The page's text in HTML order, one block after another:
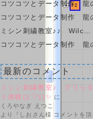
コツコツとデータ制作
コツコツとデータ制作 龍
ミシン刺繍教室♪♪ Wilc…
コツコツとデータ制作 龍
最新のコメント
ミシン刺繍教室♪ グリッ
ト体験(≧▽≦)✨ に
くろやなぎ えつこ
より『しおさん様 コメントを頂